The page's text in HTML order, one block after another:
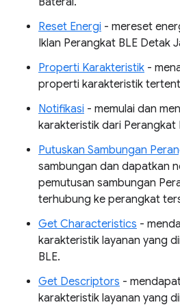
Reset Energi - mereset
Iklan Perangkat BLE Detak
Properti Karakteristik -
properti karakteristik
Notifikasi - memulai dan
karakteristik dari Perangkat
Putuskan Sambungan
sambungan dan dapatkan
pemutusan sambungan
terhubung ke perangkat
Get Characteristics -
karakteristik layanan yang
BLE.
Get Descriptors -
karakteristik layanan yang